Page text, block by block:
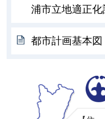
浦市立地適正化
都市計画基本